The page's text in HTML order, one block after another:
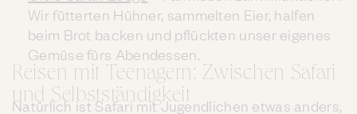
Wir fütterten Hühner, sammelten Eier, halfen
beim Brot backen und pflückten unser eigenes
Gemüse fürs Abendessen.
Reisen mit Teenagern: Zwischen Safari
und Selbstständigkeit
Natürlich ist Safari mit Jugendlichen etwas anders,